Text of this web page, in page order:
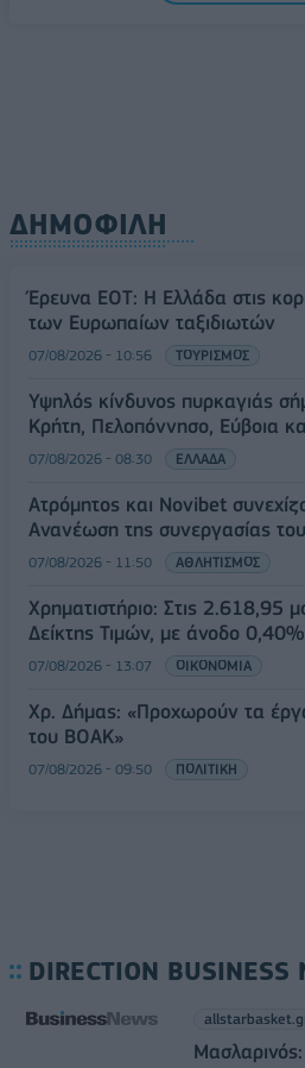
ΔΗΜΟΦΙΛΗ
Έρευνα ΕΟΤ: Η Ελλάδα στις
των Ευρωπαίων ταξιδιωτών
07/08/2026 - 10:56 ΤΟΥΡΙΣΜΟΣ
Υψηλός κίνδυνος πυρκαγιάς
Κρήτη, Πελοπόννησο, Εύβοια
07/08/2026 - 08:30 ΕΛΛΑΔΑ
Ατρόμητος και Novibet
Ανανέωση της συνεργασίας
07/08/2026 - 11:50 ΑΘΛΗΤΙΣΜΟΣ
Χρηματιστήριο: Στις 2.618,95
Δείκτης Τιμών, με άνοδο 0,40%
07/08/2026 - 13:07 ΟΙΚΟΝΟΜΙΑ
Χρ. Δήμας: «Προχωρούν τα
του ΒΟΑΚ»
07/08/2026 - 09:50 ΠΟΛΙΤΙΚΗ
DIRECTION BUSINESS